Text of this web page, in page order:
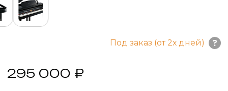
Под заказ (от 2х дней)
295 000 ₽